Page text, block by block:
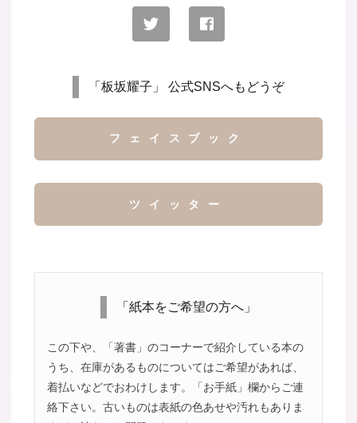
「板坂耀子」 公式SNSへもどうぞ
フェイスブック
ツイッター
「紙本をご希望の方へ」
この下や、「著書」のコーナーで紹介している本の
うち、在庫があるものについてはご希望があれば、
着払いなどでおわけします。「お手紙」欄からご連
絡下さい。古いものは表紙の色あせや汚れもありま